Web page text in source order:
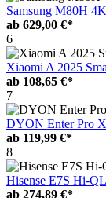
Samsung M80H
ab 629,00 €*
6
Xiaomi A 2025
ab 108,65 €*
7
DYON Enter Pro
ab 119,99 €*
8
Hisense E7S Hi-
ab 274,89 €*